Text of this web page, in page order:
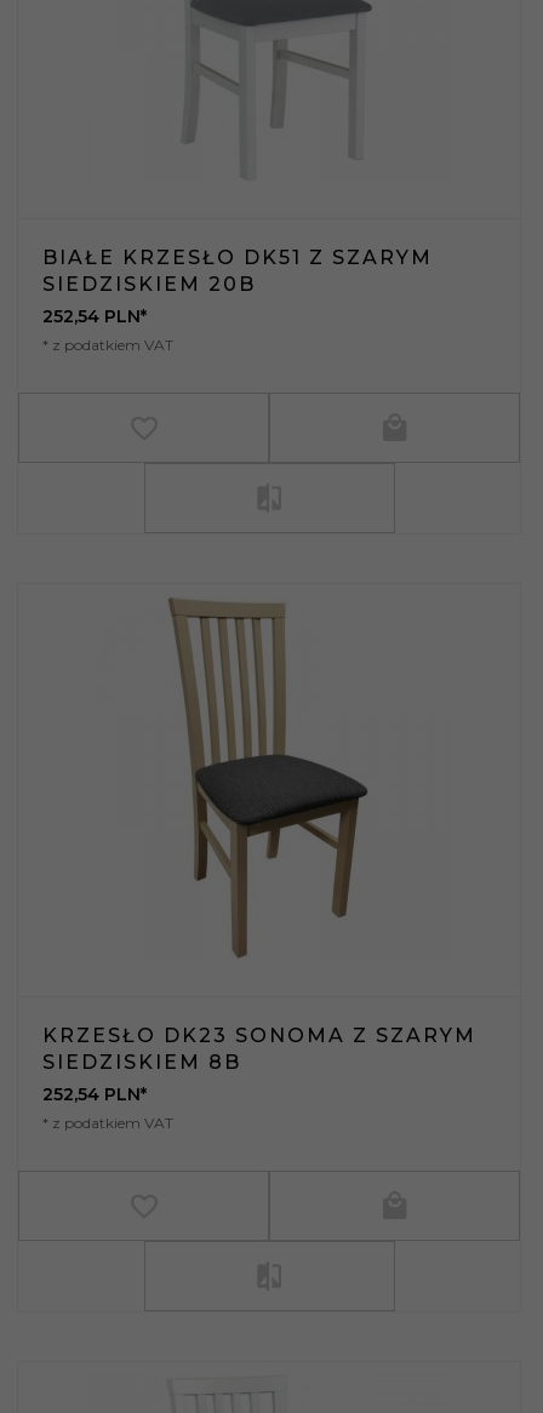
BIAŁE KRZESŁO DK51 Z SZARYM
SIEDZISKIEM 20B
252,54 PLN*
* z podatkiem VAT
KRZESŁO DK23 SONOMA Z SZARYM
SIEDZISKIEM 8B
252,54 PLN*
* z podatkiem VAT